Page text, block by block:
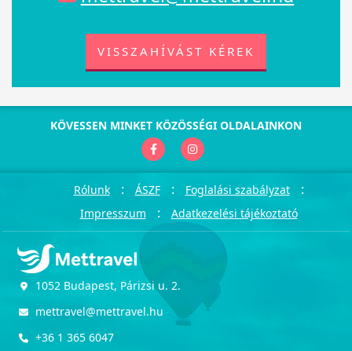
VISSZAHÍVÁST KÉREK
KÖVESSEN MINKET KÖZÖSSÉGI OLDALAINKON
Rólunk : ÁSZF : Foglalási szabályzat :
Impresszum : Adatkezelési tájékoztató
1052 Budapest, Párizsi u. 2.
mettravel@mettravel.hu
+36 1 365 6047